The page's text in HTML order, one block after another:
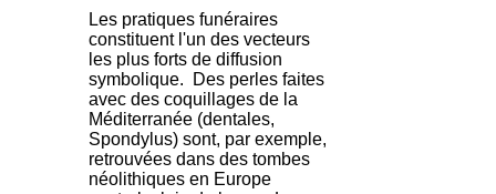
Les pratiques funéraires
constituent l'un des vecteurs
les plus forts de diffusion
symbolique. Des perles faites
avec des coquillages de la
Méditerranée (dentales,
Spondylus) sont, par exemple,
retrouvées dans des tombes
néolithiques en Europe